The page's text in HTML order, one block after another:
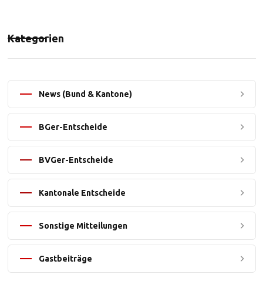
Kategorien
News (Bund & Kantone)
BGer-Entscheide
BVGer-Entscheide
Kantonale Entscheide
Sonstige Mitteilungen
Gastbeiträge